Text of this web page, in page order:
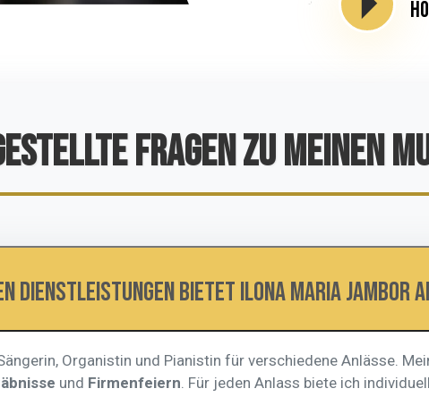
FRAGEN ZU MEINEN
Dienstleistungen bietet Ilona Maria Jambor
Organistin und Pianistin für verschiedene Anlässe.
und Firmenfeiern . Für jeden Anlass biete ich